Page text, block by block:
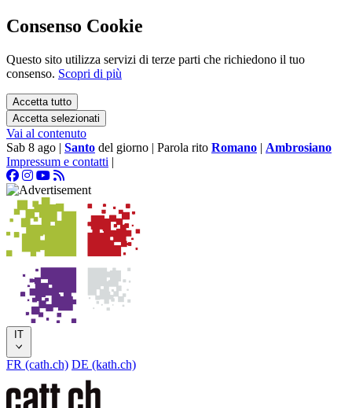
Consenso Cookie
Questo sito utilizza servizi di terze parti che richiedono il tuo
consenso. Scopri di più
Accetta tutto
Accetta selezionati
Vai al contenuto
Sab 8 ago | Santo del giorno | Parola rito Romano | Ambrosiano
Impressum e contatti |
IT
FR (cath.ch) DE (kath.ch)